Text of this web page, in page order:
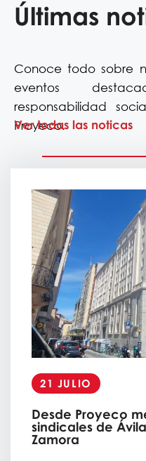
Últimas
Conoce todo sobre
eventos
responsabilidad
Proyeco.
Ver todas las noticas
21 JULIO
Desde Proyeco
sindicales de
Zamora